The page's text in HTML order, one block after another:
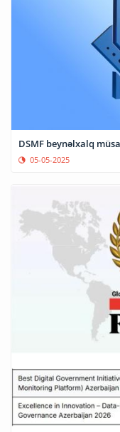
DSMF beynəlxalq
05-05-2025